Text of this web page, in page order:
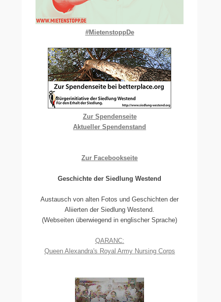
#MietenstoppDe
Zur Spendenseite
Aktueller Spendenstand
Zur Facebookseite
Geschichte der Siedlung Westend
Austausch von alten Fotos und Geschichten der
Aliierten der Siedlung Westend.
(Webseiten überwiegend in englischer Sprache)
QARANC:
Queen Alexandra's Royal Army Nursing Corps